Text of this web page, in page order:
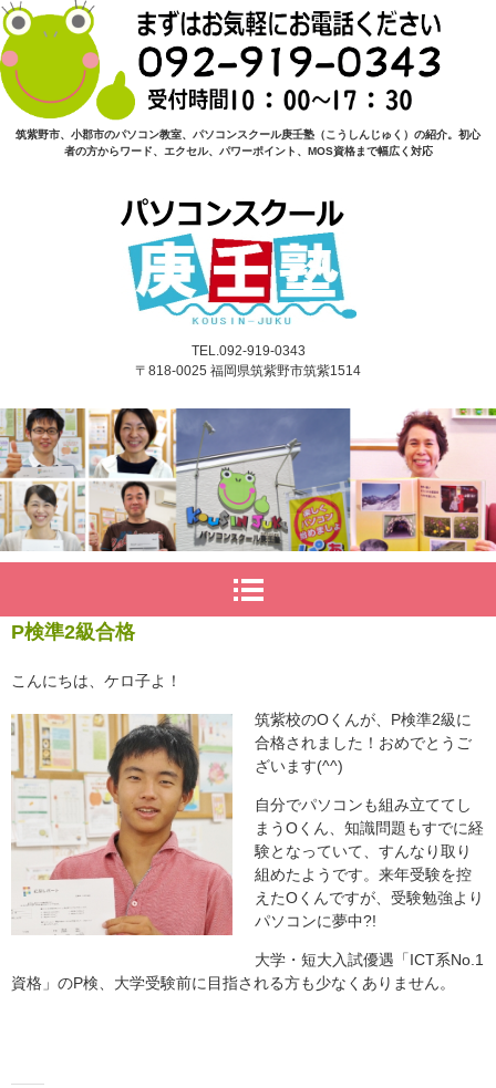
筑紫野市、小郡市のパソコン教室、パソコンスクール庚壬塾（こうしんじゅく）の紹介。初心
者の方からワード、エクセル、パワーポイント、MOS資格まで幅広く対応
TEL.092-919-0343
〒818-0025 福岡県筑紫野市筑紫1514
P検準2級合格
こんにちは、ケロ子よ！
筑紫校のOくんが、P検準2級に
合格されました！おめでとうご
ざいます(^^)
自分でパソコンも組み立ててし
まうOくん、知識問題もすでに経
験となっていて、すんなり取り
組めたようです。来年受験を控
えたOくんですが、受験勉強より
パソコンに夢中?!
大学・短大入試優遇「ICT系No.1
資格」のP検、大学受験前に目指される方も少なくありません。